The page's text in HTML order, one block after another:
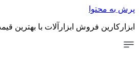
فروش ابزارآلات با بهترین قیمت و کیفیت